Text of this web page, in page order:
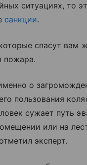
ситуациях, то
санкции.
спасут вам
пожара.
о
пользования
сужает путь
или на
эксперт.